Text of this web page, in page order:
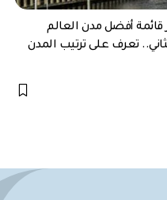
أفضل مدن العالم
تعرف على ترتيب المدن